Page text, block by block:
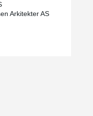
Arkitekter AS